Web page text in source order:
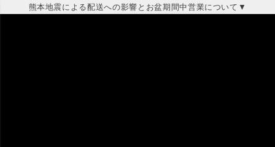
熊本地震による配送への影響とお盆期間中営業について▼